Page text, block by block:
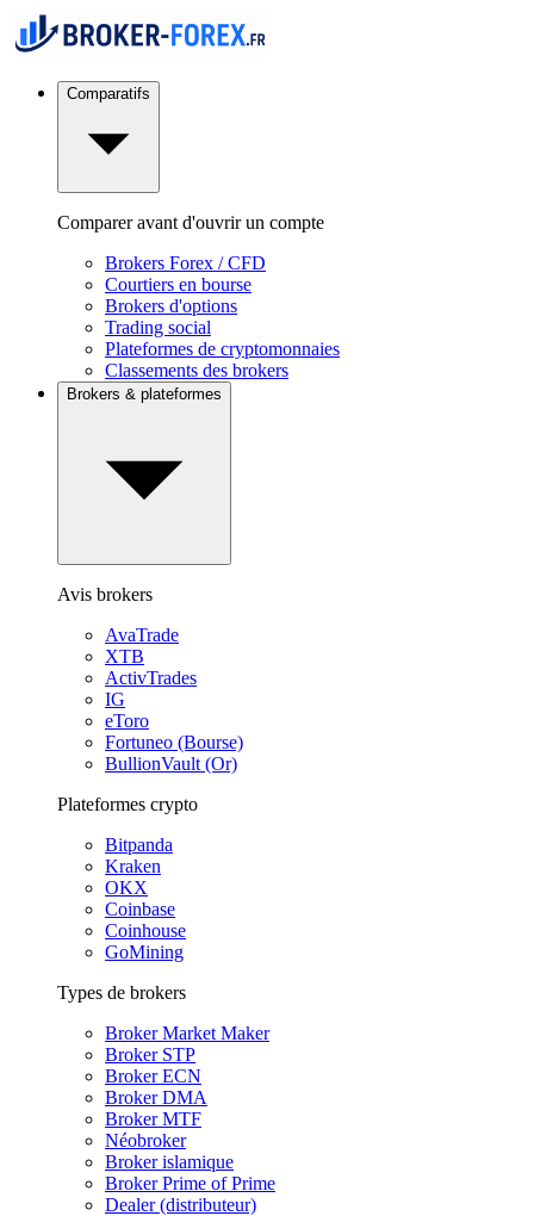
Comparatifs
Comparer avant d'ouvrir un compte
Brokers Forex / CFD
Courtiers en bourse
Brokers d'options
Trading social
Plateformes de cryptomonnaies
Classements des brokers
Brokers & plateformes
Avis brokers
AvaTrade
XTB
ActivTrades
IG
eToro
Fortuneo (Bourse)
BullionVault (Or)
Plateformes crypto
Bitpanda
Kraken
OKX
Coinbase
Coinhouse
GoMining
Types de brokers
Broker Market Maker
Broker STP
Broker ECN
Broker DMA
Broker MTF
Néobroker
Broker islamique
Broker Prime of Prime
Dealer (distributeur)